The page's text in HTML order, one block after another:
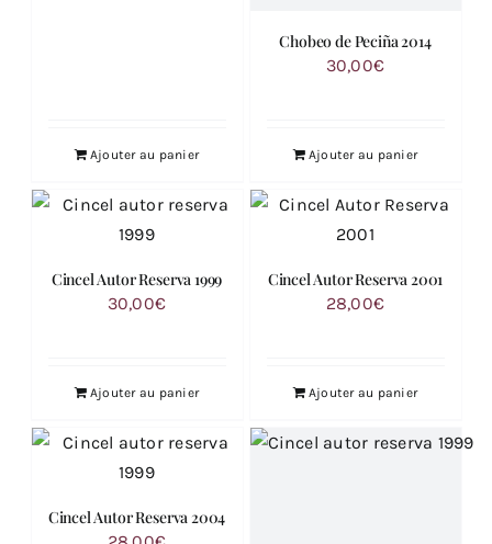
Ajouter au panier
Chobeo de Peciña 2014
30,00€
Ajouter au panier
Cincel Autor Reserva 1999
30,00€
Ajouter au panier
Cincel Autor Reserva 2001
28,00€
Ajouter au panier
Cincel Autor Reserva 2004